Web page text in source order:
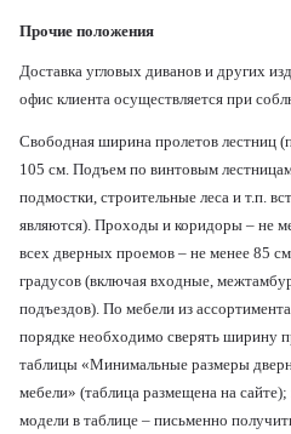
Прочие положения
Доставка угловых диванов и других
офис клиента осуществляется при
Свободная ширина пролетов лестниц
105 см. Подъем по винтовым
подмостки, строительные леса и т.п.
являются). Проходы и коридоры – не
всех дверных проемов – не менее 85
градусов (включая входные,
подъездов). По мебели из
порядке необходимо сверять ширину
таблицы «Минимальные размеры
мебели» (таблица размещена на
модели в таблице – письменно